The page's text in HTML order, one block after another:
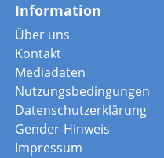
Information
Über uns
Kontakt
Mediadaten
Nutzungsbedingungen
Datenschutzerklärung
Gender-Hinweis
Impressum